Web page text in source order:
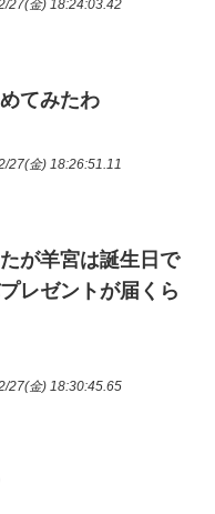
27(金) 18:24:03.42
てみたわ
27(金) 18:26:51.11
が羊宮は誕生日で
レゼントが届くら
27(金) 18:30:45.65